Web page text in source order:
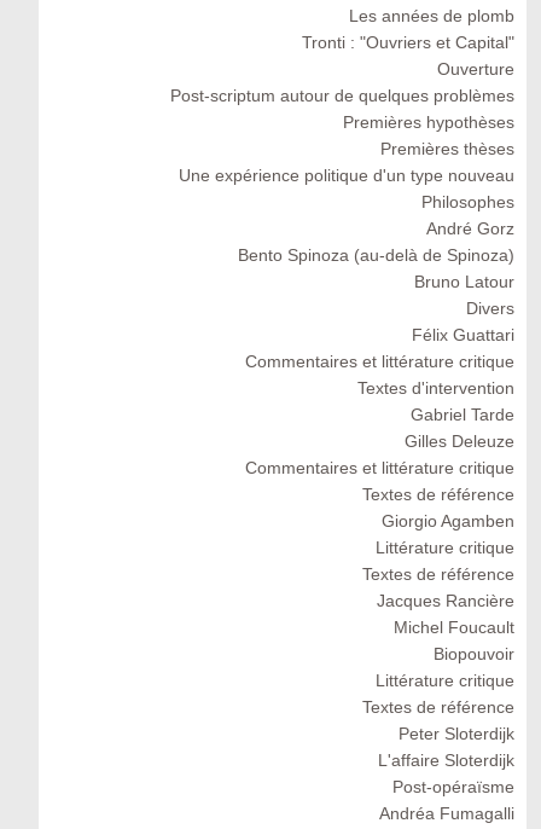
Les années de plomb
Tronti : "Ouvriers et Capital"
Ouverture
Post-scriptum autour de quelques problèmes
Premières hypothèses
Premières thèses
Une expérience politique d'un type nouveau
Philosophes
André Gorz
Bento Spinoza (au-delà de Spinoza)
Bruno Latour
Divers
Félix Guattari
Commentaires et littérature critique
Textes d'intervention
Gabriel Tarde
Gilles Deleuze
Commentaires et littérature critique
Textes de référence
Giorgio Agamben
Littérature critique
Textes de référence
Jacques Rancière
Michel Foucault
Biopouvoir
Littérature critique
Textes de référence
Peter Sloterdijk
L'affaire Sloterdijk
Post-opéraïsme
Andréa Fumagalli